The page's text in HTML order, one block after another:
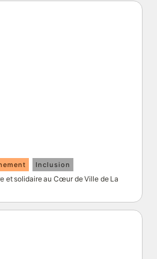
Inclusion
et solidaire au Cœur de Ville de La